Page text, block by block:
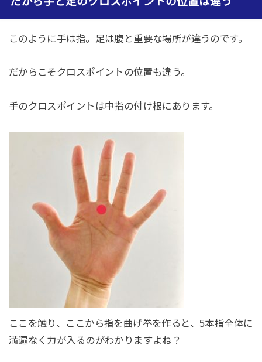
このように手は指。足は腹と重要な場所が違うのです。
だからこそクロスポイントの位置も違う。
手のクロスポイントは中指の付け根にあります。
ここを触り、ここから指を曲げ拳を作ると、5本指全体に
満遍なく力が入るのがわかりますよね？